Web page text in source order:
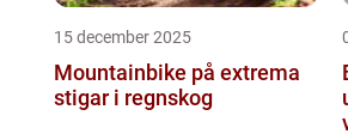
15 december 2025
Mountainbike på extrema
stigar i regnskog